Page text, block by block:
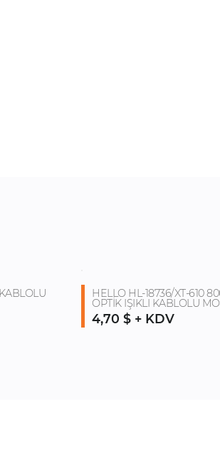
HELLO HL-18736/XT-610
OPTİK IŞIKLI KABLOLU
4,70 $ + KDV